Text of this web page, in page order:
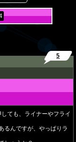
5
ても、ライナーやフライ
るんですが、やっぱりラ